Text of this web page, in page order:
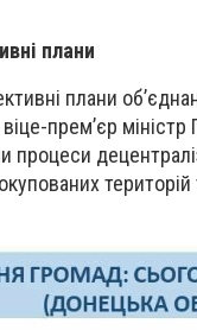
плани
плани
прем’єр міністр